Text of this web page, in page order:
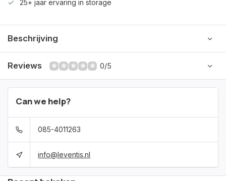
25+ jaar ervaring in storage
Beschrijving
Reviews 0/5
Can we help?
085-4011263
info@leventis.nl